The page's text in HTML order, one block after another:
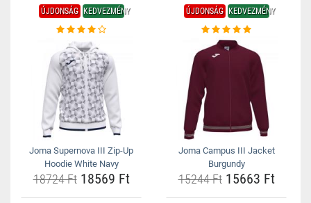
ÚJDONSÁG KEDVEZMÉNY
Joma Supernova III Zip-Up
Hoodie White Navy
18724 Ft18569 Ft
ÚJDONSÁG KEDVEZMÉNY
Joma Campus III Jacket
Burgundy
15244 Ft15663 Ft